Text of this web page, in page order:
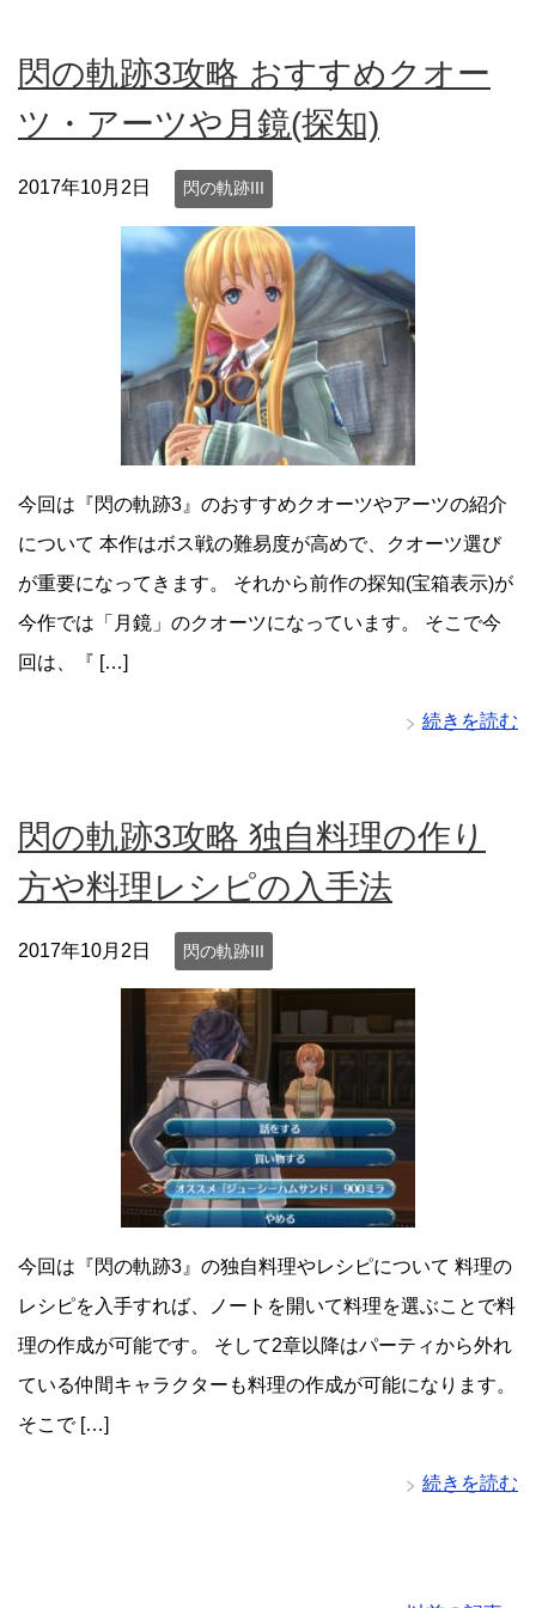
閃の軌跡3攻略 おすすめクオー
ツ・アーツや月鏡(探知)
2017年10月2日 閃の軌跡III
今回は『閃の軌跡3』のおすすめクオーツやアーツの紹介
について 本作はボス戦の難易度が高めで、クオーツ選び
が重要になってきます。 それから前作の探知(宝箱表示)が
今作では「月鏡」のクオーツになっています。 そこで今
回は、『 […]
続きを読む
閃の軌跡3攻略 独自料理の作り
方や料理レシピの入手法
2017年10月2日 閃の軌跡III
今回は『閃の軌跡3』の独自料理やレシピについて 料理の
レシピを入手すれば、ノートを開いて料理を選ぶことで料
理の作成が可能です。 そして2章以降はパーティから外れ
ている仲間キャラクターも料理の作成が可能になります。
そこで […]
続きを読む